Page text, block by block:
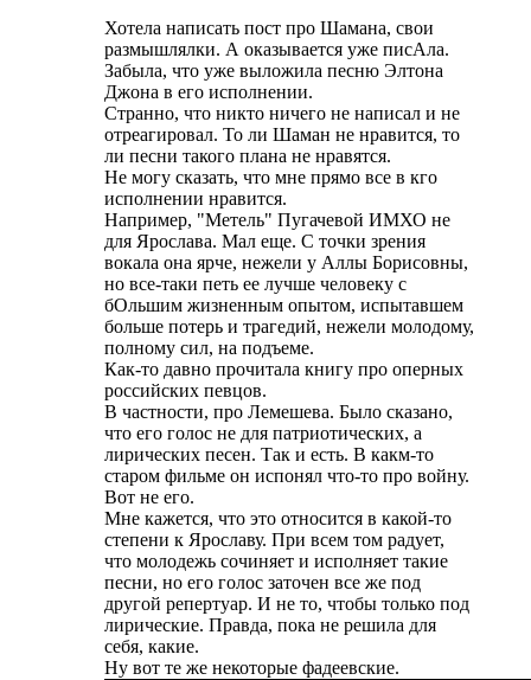
Хотела написать пост про Шамана, свои
размышлялки. А оказывается уже писАла.
Забыла, что уже выложила песню Элтона
Джона в его исполнении.
Странно, что никто ничего не написал и не
отреагировал. То ли Шаман не нравится, то
ли песни такого плана не нравятся.
Не могу сказать, что мне прямо все в кго
исполнении нравится.
Например, "Метель" Пугачевой ИМХО не
для Ярослава. Мал еще. С точки зрения
вокала она ярче, нежели у Аллы Борисовны,
но все-таки петь ее лучше человеку с
бОльшим жизненным опытом, испытавшем
больше потерь и трагедий, нежели молодому,
полному сил, на подъеме.
Как-то давно прочитала книгу про оперных
российских певцов.
В частности, про Лемешева. Было сказано,
что его голос не для патриотических, а
лирических песен. Так и есть. В какм-то
старом фильме он испонял что-то про войну.
Вот не его.
Мне кажется, что это относится в какой-то
степени к Ярославу. При всем том радует,
что молодежь сочиняет и исполняет такие
песни, но его голос заточен все же под
другой репертуар. И не то, чтобы только под
лирические. Правда, пока не решила для
себя, какие.
Ну вот те же некоторые фадеевские.